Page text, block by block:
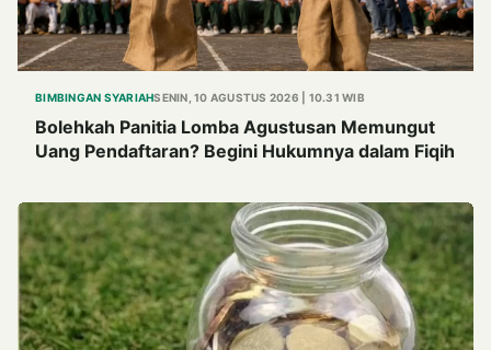
BIMBINGAN SYARIAHSENIN, 10 AGUSTUS 2026 | 10.31 WIB
Bolehkah Panitia Lomba Agustusan Memungut
Uang Pendaftaran? Begini Hukumnya dalam Fiqih